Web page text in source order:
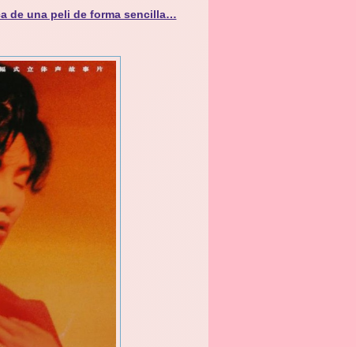
de una peli de forma sencilla…